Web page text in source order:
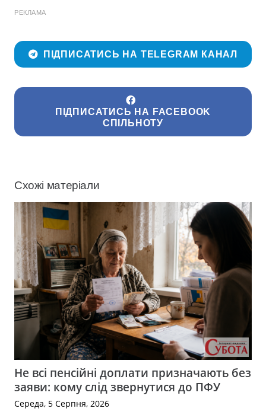
РЕКЛАМА
ПІДПИСАТИСЬ НА TELEGRAM КАНАЛ
ПІДПИСАТИСЬ НА FACEBOOK
СПІЛЬНОТУ
Схожі матеріали
Не всі пенсійні доплати призначають без
заяви: кому слід звернутися до ПФУ
Середа, 5 Серпня, 2026